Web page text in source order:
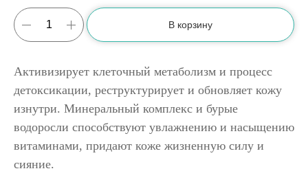
В корзину
Активизирует клеточный метаболизм и процесс
детоксикации, реструктурирует и обновляет кожу
изнутри. Минеральный комплекс и бурые
водоросли способствуют увлажнению и насыщению
витаминами, придают коже жизненную силу и
сияние.